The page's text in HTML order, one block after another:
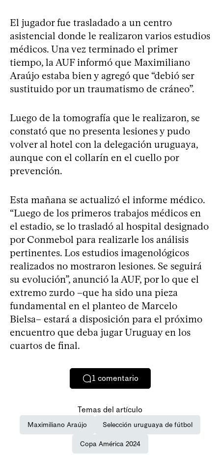
El jugador fue trasladado a un centro
asistencial donde le realizaron varios estudios
médicos. Una vez terminado el primer
tiempo, la AUF informó que Maximiliano
Araújo estaba bien y agregó que “debió ser
sustituido por un traumatismo de cráneo”.
Luego de la tomografía que le realizaron, se
constató que no presenta lesiones y pudo
volver al hotel con la delegación uruguaya,
aunque con el collarín en el cuello por
prevención.
Esta mañana se actualizó el informe médico.
“Luego de los primeros trabajos médicos en
el estadio, se lo trasladó al hospital designado
por Conmebol para realizarle los análisis
pertinentes. Los estudios imagenológicos
realizados no mostraron lesiones. Se seguirá
su evolución”, anunció la AUF, por lo que el
extremo zurdo –que ha sido una pieza
fundamental en el planteo de Marcelo
Bielsa– estará a disposición para el próximo
encuentro que deba jugar Uruguay en los
cuartos de final.
1 comentario
Temas del artículo
Maximiliano Araújo Selección uruguaya de fútbol
Copa América 2024